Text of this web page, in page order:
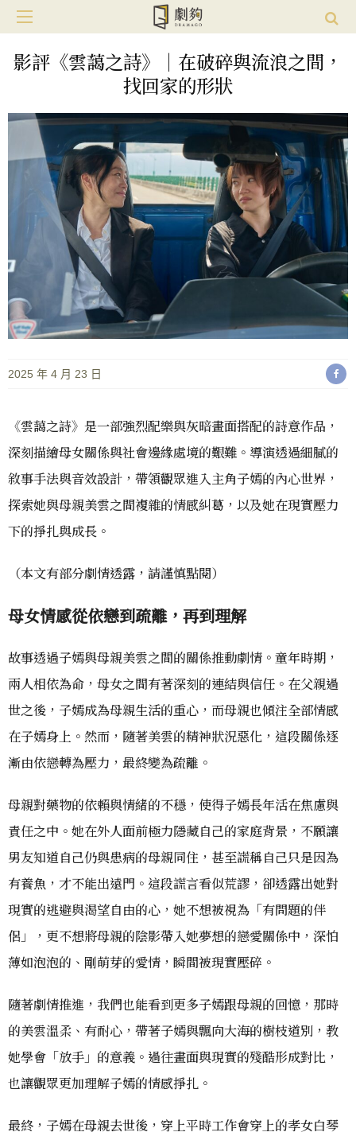
影評《雲藹之詩》｜在破碎與流浪之間，
找回家的形狀
2025 年 4 月 23 日
《雲藹之詩》是一部強烈配樂與灰暗畫面搭配的詩意作品，
深刻描繪母女關係與社會邊緣處境的艱難。導演透過細膩的
敘事手法與音效設計，帶領觀眾進入主角子嫣的內心世界，
探索她與母親美雲之間複雜的情感糾葛，以及她在現實壓力
下的掙扎與成長。
（本文有部分劇情透露，請謹慎點閱）
母女情感從依戀到疏離，再到理解
故事透過子嫣與母親美雲之間的關係推動劇情。童年時期，
兩人相依為命，母女之間有著深刻的連結與信任。在父親過
世之後，子嫣成為母親生活的重心，而母親也傾注全部情感
在子嫣身上。然而，隨著美雲的精神狀況惡化，這段關係逐
漸由依戀轉為壓力，最終變為疏離。
母親對藥物的依賴與情緒的不穩，使得子嫣長年活在焦慮與
責任之中。她在外人面前極力隱藏自己的家庭背景，不願讓
男友知道自己仍與患病的母親同住，甚至謊稱自己只是因為
有養魚，才不能出遠門。這段謊言看似荒謬，卻透露出她對
現實的逃避與渴望自由的心，她不想被視為「有問題的伴
侶」，更不想將母親的陰影帶入她夢想的戀愛關係中，深怕
薄如泡泡的、剛萌芽的愛情，瞬間被現實壓碎。
隨著劇情推進，我們也能看到更多子嫣跟母親的回憶，那時
的美雲溫柔、有耐心，帶著子嫣與飄向大海的樹枝道別，教
她學會「放手」的意義。過往畫面與現實的殘酷形成對比，
也讓觀眾更加理解子嫣的情感掙扎。
最終，子嫣在母親去世後，穿上平時工作會穿上的孝女白琴